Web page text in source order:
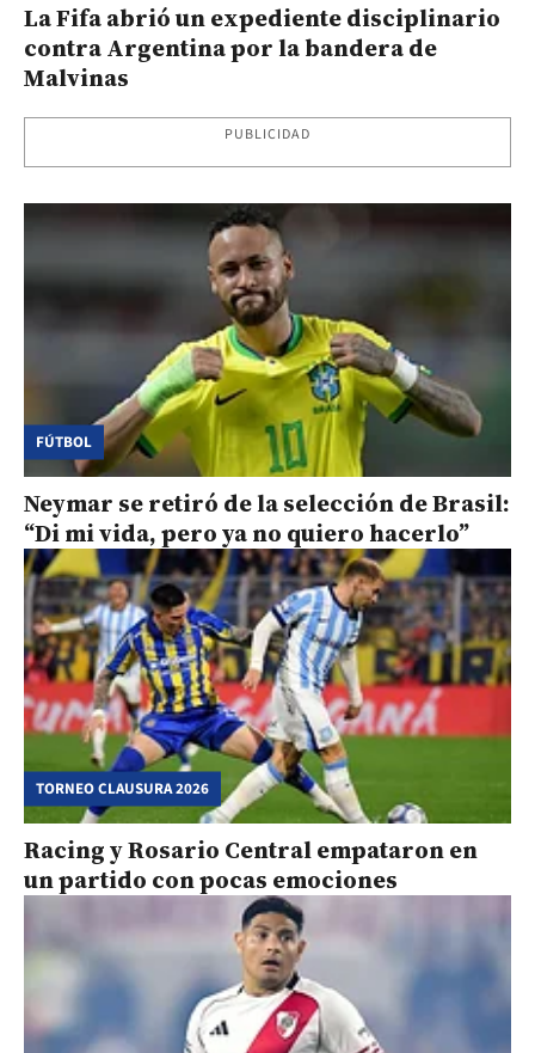
La Fifa abrió un expediente disciplinario
contra Argentina por la bandera de
Malvinas
PUBLICIDAD
FÚTBOL
Neymar se retiró de la selección de Brasil:
“Di mi vida, pero ya no quiero hacerlo”
TORNEO CLAUSURA 2026
Racing y Rosario Central empataron en
un partido con pocas emociones